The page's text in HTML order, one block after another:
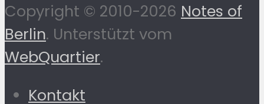
Copyright © 2010-2026 Notes of
Berlin. Unterstützt vom
WebQuartier.
Kontakt